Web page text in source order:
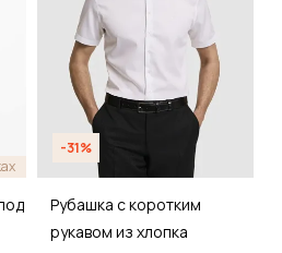
-31%
Рубашка с коротким
рукавом из хлопка